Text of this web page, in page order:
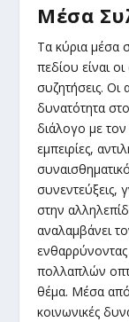
Μέσα
Τα κύρια μέσα
πεδίου είναι
συζητήσεις. Οι
δυνατότητα
διάλογο με
εμπειρίες,
συνεντεύξεις,
στην
αναλαμβάνει
πολλαπλών
θέμα. Μέσα από
κοινωνικές